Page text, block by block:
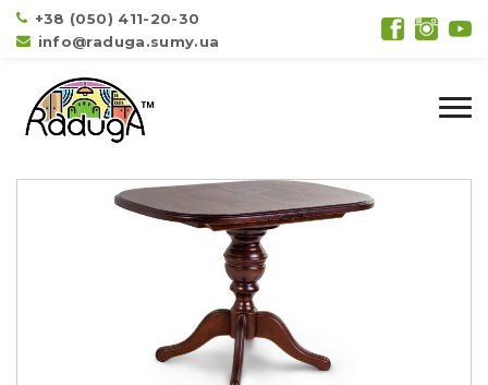
+38 (050) 411-20-30
info@raduga.sumy.ua